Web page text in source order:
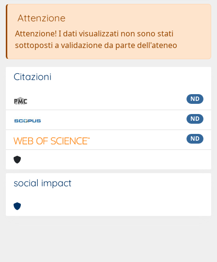
Attenzione
Attenzione! I dati visualizzati non sono stati
sottoposti a validazione da parte dell'ateneo
Citazioni
ND
ND
ND
social impact